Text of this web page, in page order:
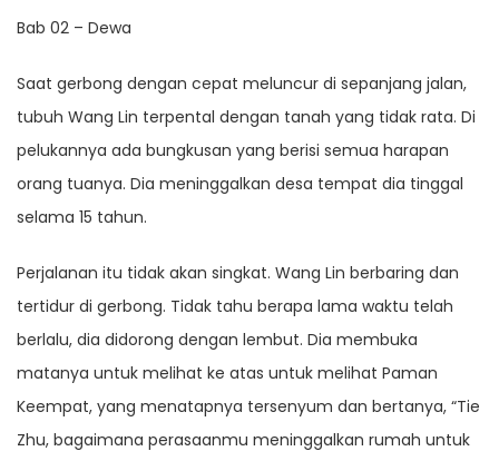
Bab 02 – Dewa
Saat gerbong dengan cepat meluncur di sepanjang jalan,
tubuh Wang Lin terpental dengan tanah yang tidak rata. Di
pelukannya ada bungkusan yang berisi semua harapan
orang tuanya. Dia meninggalkan desa tempat dia tinggal
selama 15 tahun.
Perjalanan itu tidak akan singkat. Wang Lin berbaring dan
tertidur di gerbong. Tidak tahu berapa lama waktu telah
berlalu, dia didorong dengan lembut. Dia membuka
matanya untuk melihat ke atas untuk melihat Paman
Keempat, yang menatapnya tersenyum dan bertanya, “Tie
Zhu, bagaimana perasaanmu meninggalkan rumah untuk